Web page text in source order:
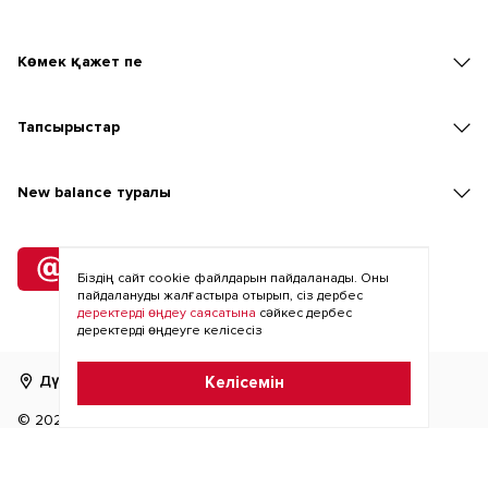
Көмек қажет пе
Тапсырыстар
New balаnce туралы
жазылу
Дүкенді табу KZ
© 2026
Біздің сайт cookie файлдарын пайдаланады. Оны
пайдалануды жалғастыра отырып, сіз дербес
деректерді өңдеу саясатына сәйкес дербес
деректерді өңдеуге келісесіз
Келісемін